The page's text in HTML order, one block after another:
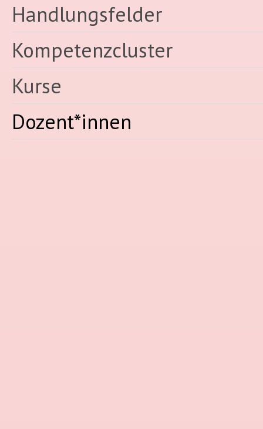
Handlungsfelder
Kompetenzcluster
Kurse
Dozent*innen